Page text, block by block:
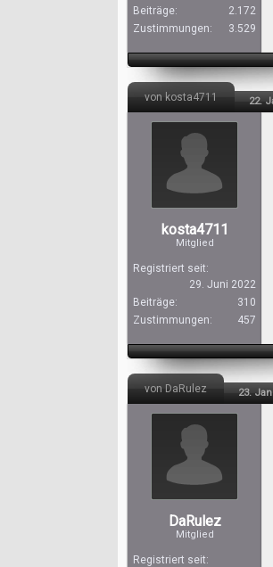
Beiträge:
2.172
Zustimmungen:
3.529
von kosta4711 22.
kosta4711
Mitglied
Registriert seit:
29. Juni 2022
Beiträge:
310
Zustimmungen:
457
von DaRulez 23.
DaRulez
Mitglied
Registriert seit: